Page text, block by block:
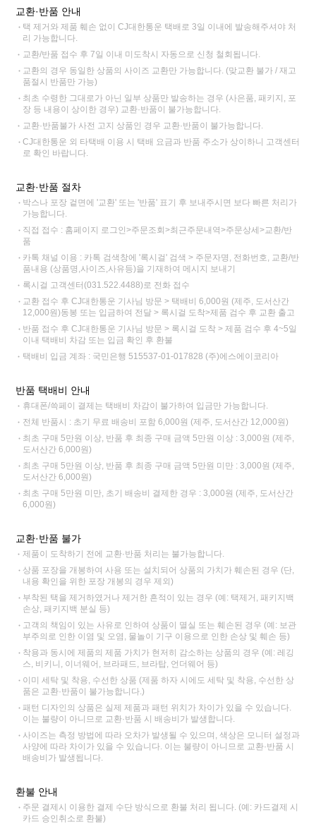
교환·반품 안내
택 제거와 제품 훼손 없이 CJ대한통운 택배로 3일 이내에 발송해주셔야 처
리 가능합니다.
교환/반품 접수 후 7일 이내 미도착시 자동으로 신청 철회됩니다.
교환의 경우 동일한 상품의 사이즈 교환만 가능합니다. (맞교환 불가 / 재고
품절시 반품만 가능)
최초 수령한 그대로가 아닌 일부 상품만 발송하는 경우 (사은품, 패키지, 포
장 등 내용이 상이한 경우) 교환·반품이 불가능합니다.
교환·반품불가 사전 고지 상품인 경우 교환·반품이 불가능합니다.
CJ대한통운 외 타택배 이용 시 택배 요금과 반품 주소가 상이하니 고객센터
로 확인 바랍니다.
교환·반품 절차
박스나 포장 겉면에 '교환' 또는 '반품' 표기 후 보내주시면 보다 빠른 처리가
가능합니다.
직접 접수 : 홈페이지 로그인>주문조회>최근주문내역>주문상세>교환/반
품
카톡 채널 이용 : 카톡 검색창에 '록시걸' 검색 > 주문자명, 전화번호, 교환/반
품내용 (상품명,사이즈,사유등)을 기재하여 메시지 보내기
록시걸 고객센터(031.522.4488)로 전화 접수
교환 접수 후 CJ대한통운 기사님 방문 > 택배비 6,000원 (제주, 도서산간
12,000원)동봉 또는 입금하여 전달 > 록시걸 도착>제품 검수 후 교환 출고
반품 접수 후 CJ대한통운 기사님 방문 > 록시걸 도착 > 제품 검수 후 4~5일
이내 택배비 차감 또는 입금 확인 후 환불
택배비 입금 계좌 : 국민은행 515537-01-017828 (주)에스에이코리아
반품 택배비 안내
휴대폰/쓱페이 결제는 택배비 차감이 불가하여 입금만 가능합니다.
전체 반품시 : 초기 무료 배송비 포함 6,000원 (제주, 도서산간 12,000원)
최초 구매 5만원 이상, 반품 후 최종 구매 금액 5만원 이상 : 3,000원 (제주,
도서산간 6,000원)
최초 구매 5만원 이상, 반품 후 최종 구매 금액 5만원 미만 : 3,000원 (제주,
도서산간 6,000원)
최초 구매 5만원 미만, 초기 배송비 결제한 경우 : 3,000원 (제주, 도서산간
6,000원)
교환·반품 불가
제품이 도착하기 전에 교환·반품 처리는 불가능합니다.
상품 포장을 개봉하여 사용 또는 설치되어 상품의 가치가 훼손된 경우 (단,
내용 확인을 위한 포장 개봉의 경우 제외)
부착된 택을 제거하였거나 제거한 흔적이 있는 경우 (예: 택제거, 패키지백
손상, 패키지백 분실 등)
고객의 책임이 있는 사유로 인하여 상품이 멸실 또는 훼손된 경우 (예: 보관
부주의로 인한 이염 및 오염, 물놀이 기구 이용으로 인한 손상 및 훼손 등)
착용과 동시에 제품의 제품 가치가 현저히 감소하는 상품의 경우 (예: 레깅
스, 비키니, 이너웨어, 브라패드, 브라탑, 언더웨어 등)
이미 세탁 및 착용, 수선한 상품 (제품 하자 시에도 세탁 및 착용, 수선한 상
품은 교환·반품이 불가능합니다.)
패턴 디자인의 상품은 실제 제품과 패턴 위치가 차이가 있을 수 있습니다.
이는 불량이 아니므로 교환·반품 시 배송비가 발생합니다.
사이즈는 측정 방법에 따라 오차가 발생될 수 있으며, 색상은 모니터 설정과
사양에 따라 차이가 있을 수 있습니다. 이는 불량이 아니므로 교환·반품 시
배송비가 발생됩니다.
환불 안내
주문 결제시 이용한 결제 수단 방식으로 환불 처리 됩니다. (예: 카드결제 시
카드 승인취소로 환불)